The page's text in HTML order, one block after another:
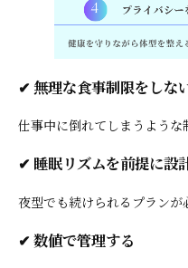
✔ 無理な食事制限をしな
仕事中に倒れてしまうような
✔ 睡眠リズムを前提に設
夜型でも続けられるプランが
✔ 数値で管理する